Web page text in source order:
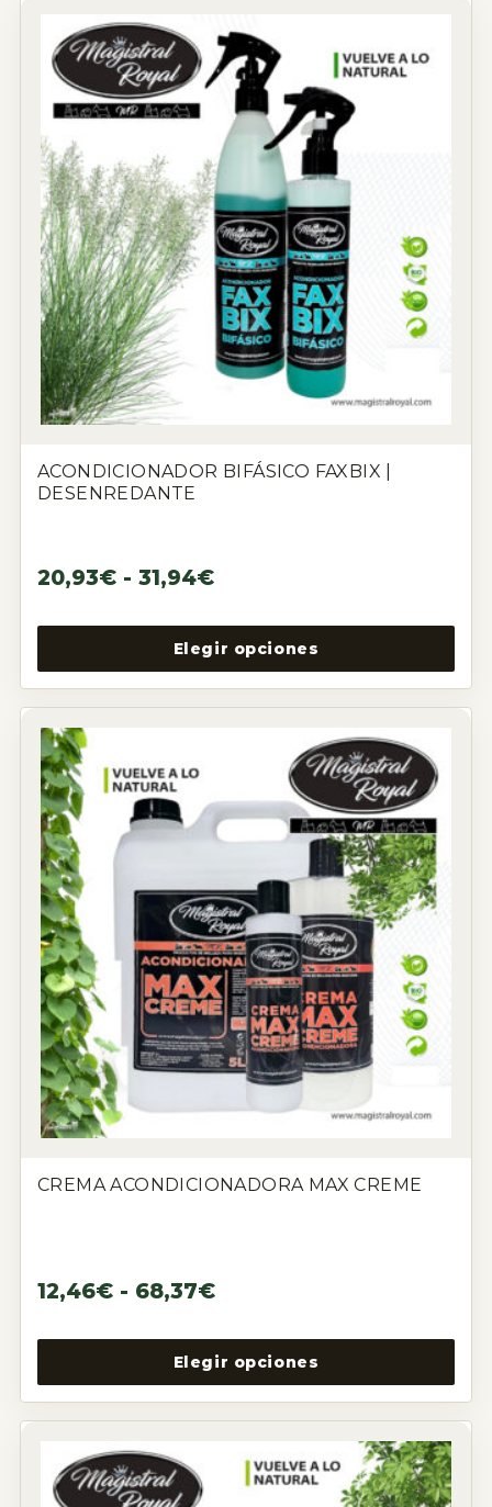
Elegir opciones
ACONDICIONADOR BIFÁSICO FAXBIX |
DESENREDANTE
20,93€ - 31,94€
Elegir opciones
CREMA ACONDICIONADORA MAX CREME
12,46€ - 68,37€